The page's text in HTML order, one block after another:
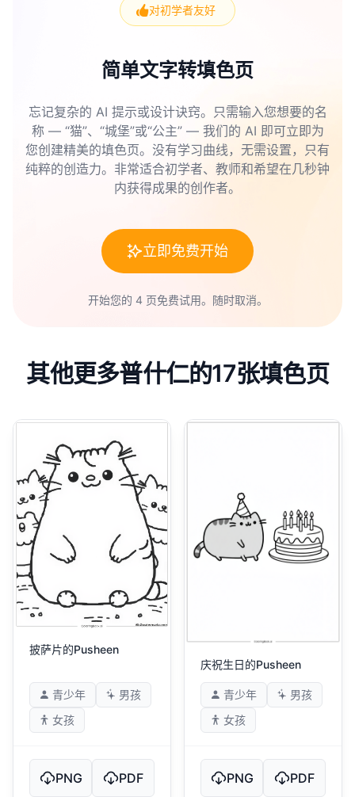
对初学者友好
简单文字转填色页
忘记复杂的 AI 提示或设计诀窍。只需输入您想要的名
称 — “猫”、“城堡”或“公主” — 我们的 AI 即可立即为
您创建精美的填色页。没有学习曲线，无需设置，只有
纯粹的创造力。非常适合初学者、教师和希望在几秒钟
内获得成果的创作者。
立即免费开始
开始您的 4 页免费试用。随时取消。
其他更多普什仁的17张填色页
披萨片的Pusheen
青少年
男孩
女孩
PNG PDF
庆祝生日的Pusheen
青少年
男孩
女孩
PNG PDF